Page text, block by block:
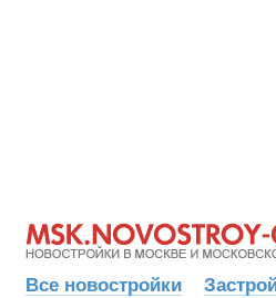
Все новостройки